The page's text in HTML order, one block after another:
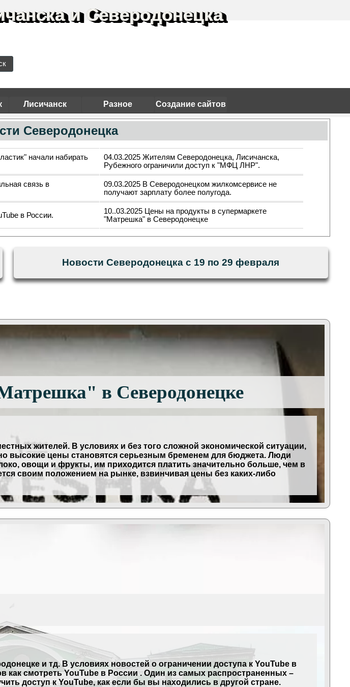
Лисичанск Разное Создание сайтов
и Северодонецка
Северодонецка
начали набирать
04.03.2025 Жителям Северодонецка, Лисичанска,
Рубежного ограничили доступ к "МФЦ ЛНР".
связь в
09.03.2025 В Северодонецком жилкомсервисе не
получают зарплату более полугода.
в России.
10..03.2025 Цены на продукты в супермаркете
"Матрешка" в Северодонецке
Новости Северодонецка с 19 по 29 февраля
в Северодонецке
жителей. В условиях и без того сложной экономической ситуации,
высокие цены становятся серьезным бременем для бюджета. Люди
овощи и фрукты, им приходится платить значительно больше, чем в
своим положением на рынке, взвинчивая цены без каких-либо
и тд. В условиях новостей о ограничении доступа к YouTube в
как смотреть YouTube в России . Один из самых распространенных –
доступ к YouTube, как если бы вы находились в другой стране.